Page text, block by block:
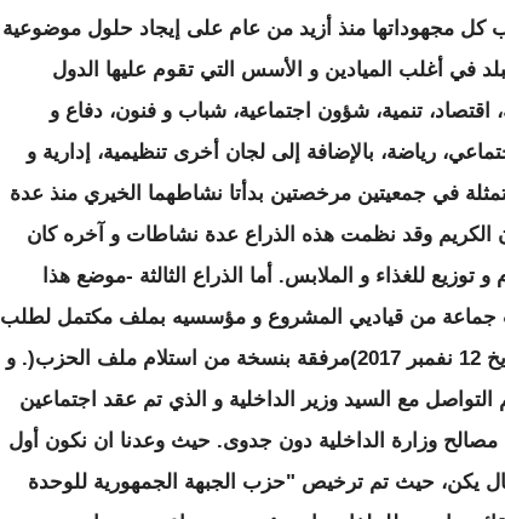
الذراع 21 لجنة علمية تنصب كل مجهوداتها منذ أزيد من عام على إيجاد حلول موضوعية
في أغلب الميادين و الأسس التي تقوم عليها الدول
اقتصاد، تنمية، شؤون اجتماعية، شباب و فنون، دفاع و
رياضة، بالإضافة إلى لجان أخرى تنظيمية، إدارية و
في جمعيتين مرخصتين بدأتا نشاطهما الخيري منذ عدة
وقد نظمت هذه الذراع عدة نشاطات و آخره كان
للغذاء و الملابس. أما الذراع الثالثة -موضع هذا
جماعة من قياديي المشروع و مؤسسيه بملف مكتمل لطلب
ترخيصه لدى مصالح وزارة الداخلية و اللامركزية بتاريخ 12 نفمبر 2017)مرفقة بنسخة من استلام ملف الحزب(. و
مع السيد وزير الداخلية و الذي تم عقد اجتماعين
وزارة الداخلية دون جدوى. حيث وعدنا ان نكون أول
يكن، حيث تم ترخيص "حزب الجبهة الجمهورية للوحدة